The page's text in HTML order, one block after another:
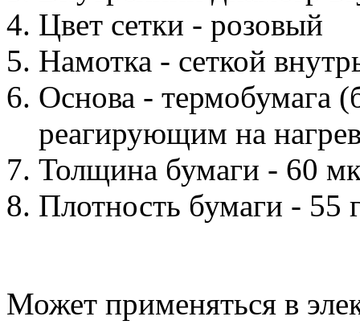
Цвет сетки - розовый
Намотка - сеткой
Основа - термобумага
реагирующим на
Толщина бумаги - 60
Плотность бумаги - 55
Может применяться в